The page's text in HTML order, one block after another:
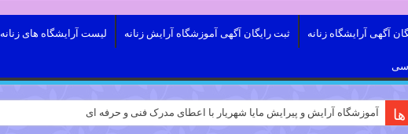
آگهی آرایشگاه زنانه ثبت رایگان آگهی آموزشگاه آرایش زنانه لیست آرایشگاه های زنانه
آموزشگاه آرایش و پیرایش مایا شهریار با اعطای مدرک فنی و حرفه ای